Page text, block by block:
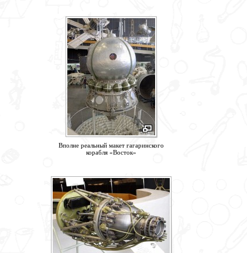
Вполне реальный макет гагаринского
корабля «Восток»